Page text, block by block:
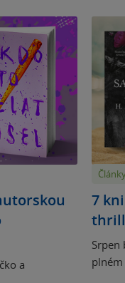
a
7
Srpen
plném